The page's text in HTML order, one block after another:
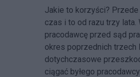
Jakie to korzyści?
czas i to od razu trzy
pracodawcę przed sąd
okres poprzednich
dotychczasowe
ciągać byłego